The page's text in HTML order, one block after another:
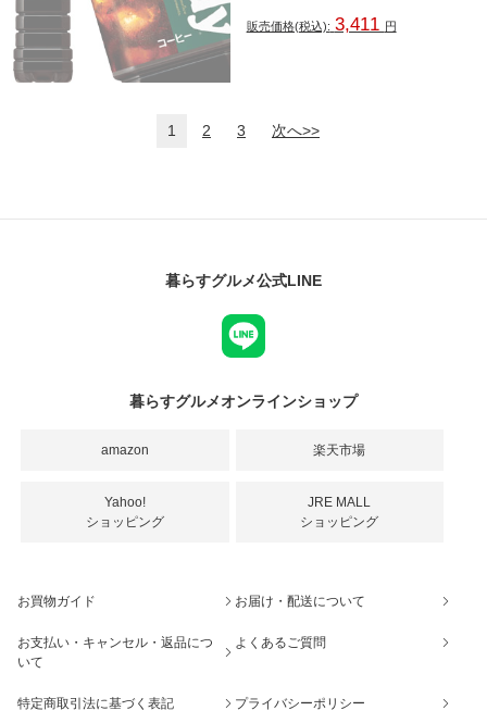
販売価格(税込): 3,411 円
1 2 3 次へ>>
暮らすグルメ公式LINE
暮らすグルメオンラインショップ
amazon 楽天市場
Yahoo!
ショッピング
JRE MALL
ショッピング
お買物ガイド お届け・配送について
お支払い・キャンセル・返品につ
いて
よくあるご質問
特定商取引法に基づく表記 プライバシーポリシー